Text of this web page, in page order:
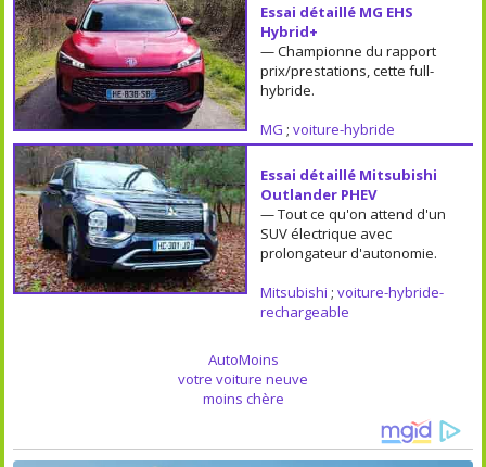
Essai détaillé MG EHS
Hybrid+
— Championne du rapport
prix/prestations, cette full-
hybride.
MG ; voiture-hybride
Essai détaillé Mitsubishi
Outlander PHEV
— Tout ce qu'on attend d'un
SUV électrique avec
prolongateur d'autonomie.
Mitsubishi ; voiture-hybride-
rechargeable
AutoMoins
votre voiture neuve
moins chère